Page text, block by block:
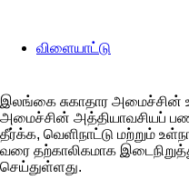
விளையாட்டு
இலங்கை சுகாதார அமைச்சின்
அமைச்சின் அத்தியாவசியப்
தீர்க்க, வெளிநாட்டு மற்றும்
வரை தற்காலிகமாக
செய்துள்ளது.